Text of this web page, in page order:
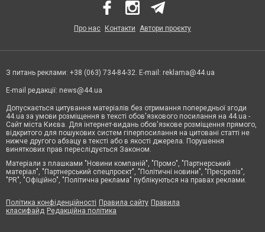
Про нас Контакти Автори проєкту
З питань реклами: +38 (063) 734-84-32. E-mail: reklama@44.ua
E-mail редакції: news@44.ua
Допускається цитування матеріалів без отримання попередньої згоди
44.ua за умови розміщення в тексті обов'язкового посилання на 44.ua -
Сайт міста Києва. Для інтернет-видань обов'язкове розміщення прямого,
відкритого для пошукових систем гіперпосилання на цитовані статті не
нижче другого абзацу в тексті або в якості джерела. Порушення
виняткових прав переслідується Законом.
Матеріали з плашками "Новини компаній", "Промо", "Партнерський
матеріал", "Партнерський спецпроєкт", "Політичні новини", "Пресреліз",
"PR", "Офіційно", "Політична реклама" публікуються на правах реклами.
Політика конфіденційності Правила сайту Правила
класифайд Редакційна політика